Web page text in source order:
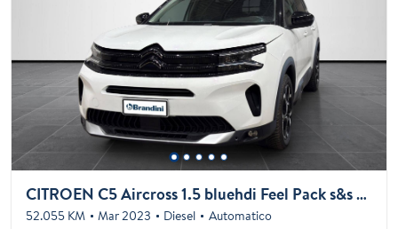
CITROEN C5 Aircross 1.5 bluehdi Feel Pack s&s 130cv eat8
52.055 KM Mar 2023 Diesel Automatico